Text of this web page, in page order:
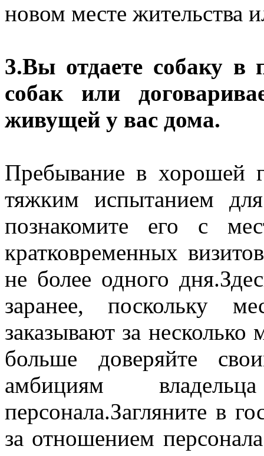
новом месте жительства
3.Вы отдаете собаку в
собак или
живущей у вас дома.
Пребывание в хорошей
тяжким испытанием
познакомите его с
кратковременных
не более одного
заранее, поскольку
заказывают за
больше доверяйте
амбициям
персонала.Загляните в
за отношением